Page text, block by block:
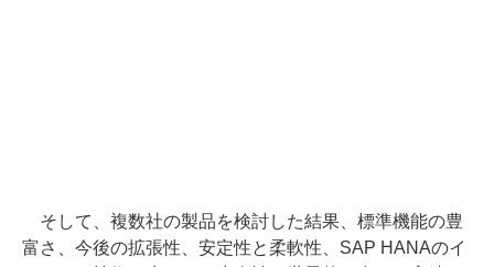
そして、複数社の製品を検討した結果、標準機能の豊
富さ、今後の拡張性、安定性と柔軟性、SAP HANAのイ